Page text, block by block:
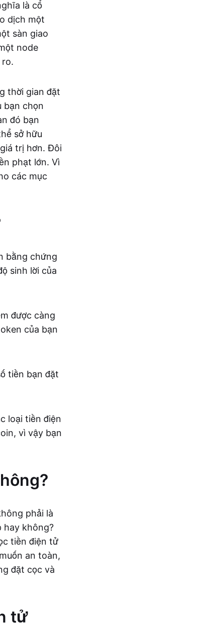
là cổ
dịch một
sàn giao
node
thời gian đặt
bạn chọn
đó bạn
sở hữu
trị hơn. Đôi
phạt lớn. Vì
các mục
bằng chứng
sinh lời của
được càng
của bạn
tiền bạn đặt
loại tiền điện
vì vậy bạn
phải là
hay không?
tiền điện tử
an toàn,
đặt cọc và
tử